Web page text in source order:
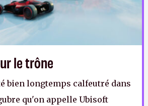
le trône
bien longtemps calfeutré dans
qu'on appelle Ubisoft